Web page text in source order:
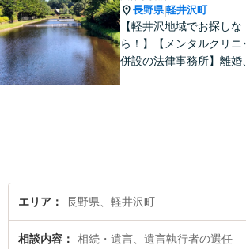
長野県|軽井沢町
【軽井沢地域でお探しな
ら！】【メンタルクリニ
併設の法律事務所】離婚
エリア 長野県、軽井沢町
相談内容 相続・遺言、遺言執行者の選任